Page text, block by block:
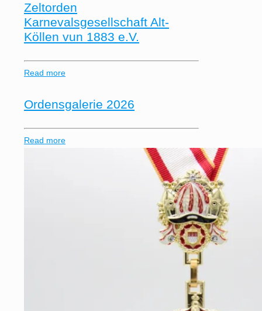
Zeltorden
Karnevalsgesellschaft Alt-
Köllen vun 1883 e.V.
Read more
Ordensgalerie 2026
Read more